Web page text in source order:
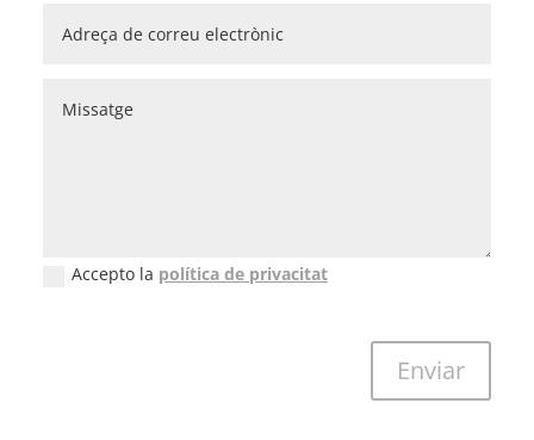
New Field
Accepto la política de privacitat
Enviar